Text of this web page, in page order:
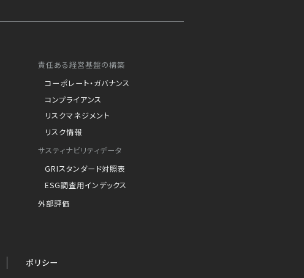
責任ある経営基盤の構築
コーポレート・ガバナンス
コンプライアンス
リスクマネジメント
リスク情報
サスティナビリティデータ
GRIスタンダード対照表
ESG調査用インデックス
外部評価
ポリシー